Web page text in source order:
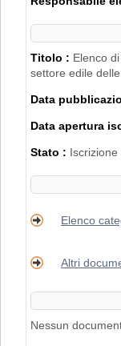
Titolo : Elenco
settore edile
Data
Data apertura
Stato : Iscrizione
Elenco
Altri
Nessun